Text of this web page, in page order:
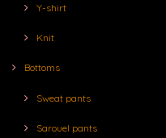
Y-shirt
Knit
Bottoms
Sweat pants
Sarouel pants